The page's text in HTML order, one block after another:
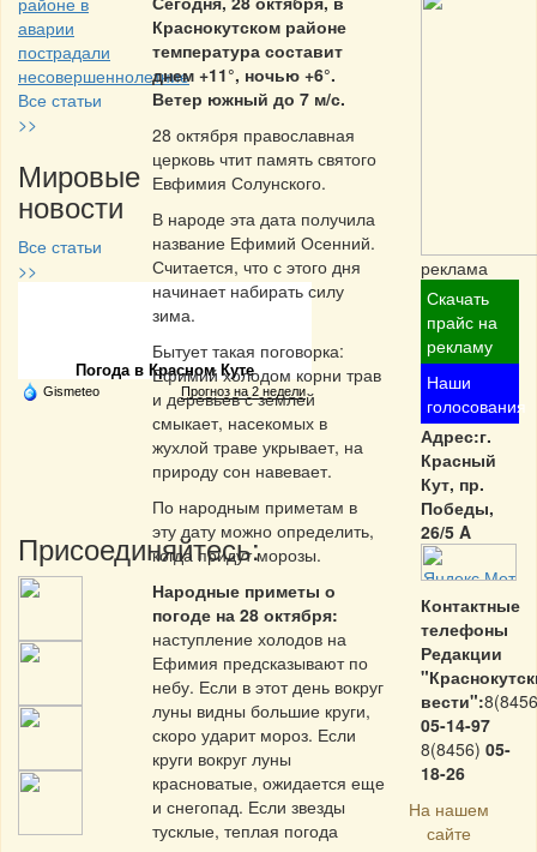
аварии
пострадали
несовершеннолетние
Все статьи
>>
Мировые
новости
Все статьи
>>
Частная реклама
Погода в Красном Куте
Gismeteo Прогноз на 2 недели
Присоединяйтесь:
Краснокутском районе
температура составит
днем +11°, ночью +6°.
Ветер южный до 7 м/с.
28 октября православная
церковь чтит память святого
Евфимия Солунского.
В народе эта дата получила
название Ефимий Осенний.
Считается, что с этого дня
начинает набирать силу
зима.
Бытует такая поговорка:
Ефимий холодом корни трав
и деревьев с землей
смыкает, насекомых в
жухлой траве укрывает, на
природу сон навевает.
По народным приметам в
эту дату можно определить,
когда придут морозы.
Народные приметы о
погоде на 28 октября:
наступление холодов на
Ефимия предсказывают по
небу. Если в этот день вокруг
луны видны большие круги,
скоро ударит мороз. Если
круги вокруг луны
красноватые, ожидается еще
и снегопад. Если звезды
тусклые, теплая погода
реклама
Скачать
прайс на
рекламу
Наши
голосования
Адрес:г.
Красный
Кут, пр.
Победы,
26/5 A
Контактные
телефоны
Редакции
вести":
05-14-97
8(8456) 05-
18-26
На нашем
сайте